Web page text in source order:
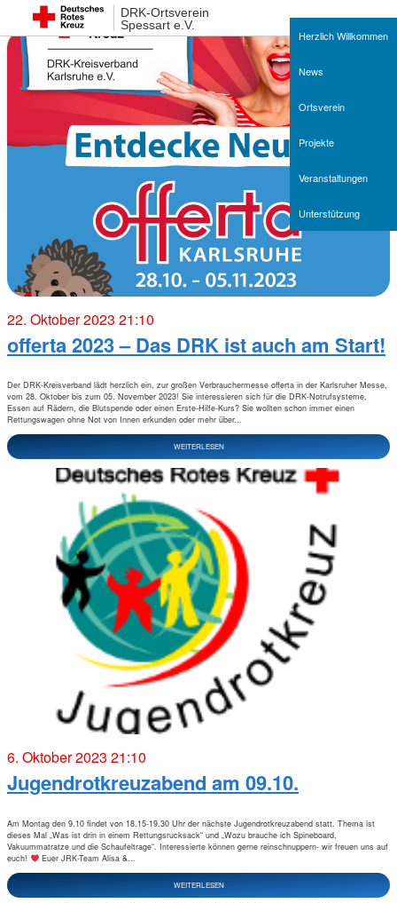
DRK-Ortsverein
Spessart e.V.
Herzlich Willkommen
News
Ortsverein
Projekte
Veranstaltungen
Unterstützung
22. Oktober 2023 21:10
offerta 2023 – Das DRK ist auch am Start!
Der DRK-Kreisverband lädt herzlich ein, zur großen Verbrauchermesse offerta in der Karlsruher Messe,
vom 28. Oktober bis zum 05. November 2023! Sie interessieren sich für die DRK-Notrufsysteme,
Essen auf Rädern, die Blutspende oder einen Erste-Hilfe-Kurs? Sie wollten schon immer einen
Rettungswagen ohne Not von Innen erkunden oder mehr über...
WEITERLESEN
6. Oktober 2023 21:10
Jugendrotkreuzabend am 09.10.
Am Montag den 9.10 findet von 18.15-19.30 Uhr der nächste Jugendrotkreuzabend statt. Thema ist
dieses Mal „Was ist drin in einem Rettungsrucksack“ und „Wozu brauche ich Spineboard,
Vakuummatratze und die Schaufeltrage“. Interessierte können gerne reinschnuppern- wir freuen uns auf
euch!
Euer JRK-Team Alisa &...
WEITERLESEN